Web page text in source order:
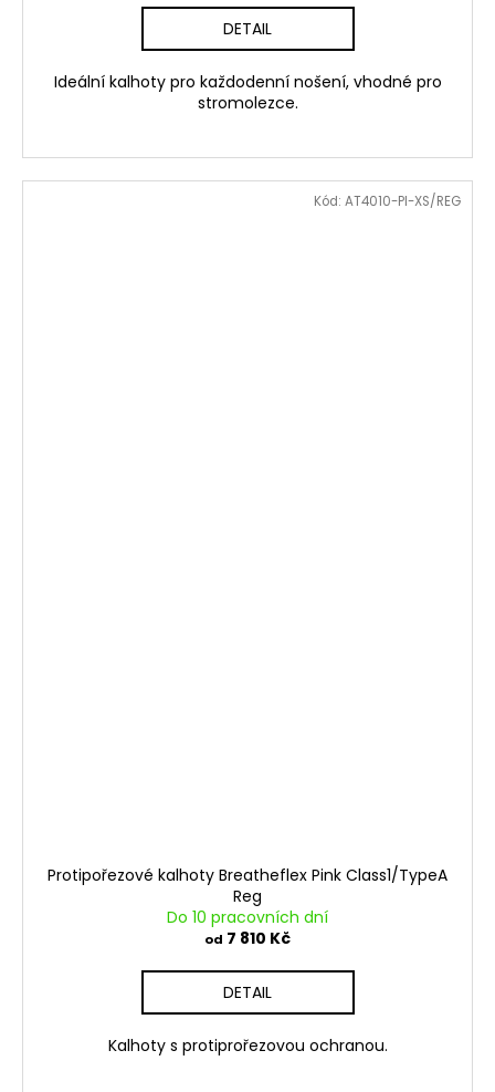
DETAIL
Ideální kalhoty pro každodenní nošení, vhodné pro
stromolezce.
Protipořezové kalhoty Breatheflex Pink Class1/TypeA
Reg
Do 10 pracovních dní
od 7 810 Kč
DETAIL
Kalhoty s protiprořezovou ochranou.
Kód: AT4010-PI-XS/REG